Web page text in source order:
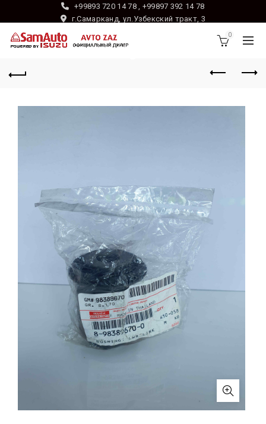
+99893 720 14 78 , +99897 392 14 78
г.Самарканд, ул.Узбекский тракт, 3
0